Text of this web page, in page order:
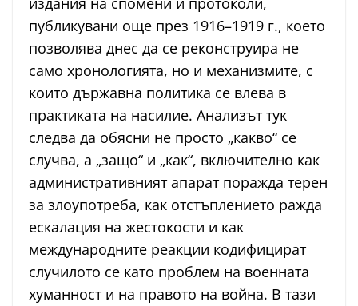
публикувани още през 1916–1919 г., което
позволява днес да се реконструира не
само хронологията, но и механизмите, с
които държавна политика се влева в
практиката на насилие. Анализът тук
следва да обясни не просто „какво“ се
случва, а „защо“ и „как“, включително как
административният апарат поражда терен
за злоупотреба, как отстъплението ражда
ескалация на жестокости и как
международните реакции кодифицират
случилото се като проблем на военната
хуманност и на правото на война. В тази